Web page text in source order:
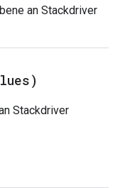
an Stackdriver
Stackdriver